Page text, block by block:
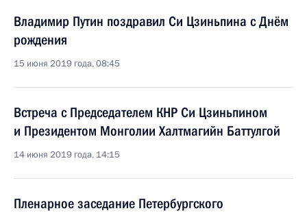
Владимир Путин поздравил Си Цзиньпина с Днём
рождения
15 июня 2019 года, 08:45
Встреча с Председателем КНР Си Цзиньпином
и Президентом Монголии Халтмагийн Баттулгой
14 июня 2019 года, 14:15
Пленарное заседание Петербургского